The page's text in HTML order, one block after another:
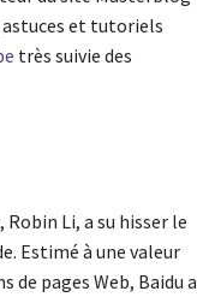
astuces et tutoriels
très suivie des
Li, a su hisser le
Estimé à une valeur
de pages Web, Baidu a